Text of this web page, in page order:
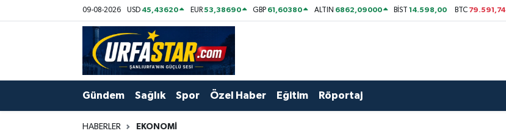
09-08-2026 USD 45,43620 EUR53,38690 GBP 61,60380 ALTIN 6862,09000 BİST14.598,00 BTC 79.591,74
Gündem Sağlık Spor Özel Haber Eğitim Röportaj
HABERLER EKONOMI
Şanlıurfa Nöbetçi Eczaneler
Şanlıurfa Hava Durumu